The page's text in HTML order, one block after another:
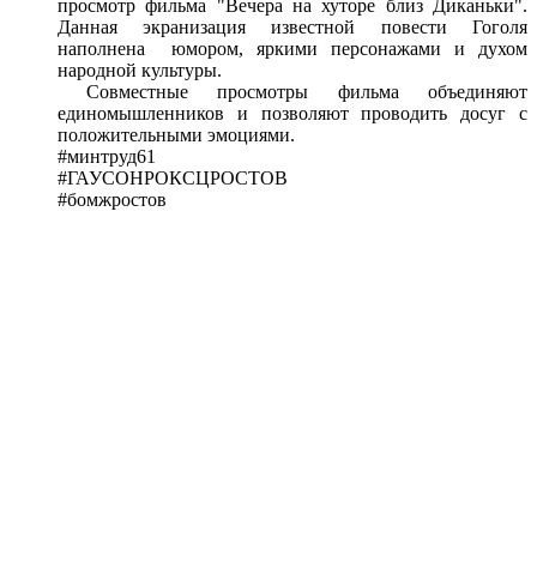
просмотр фильма "Вечера на хуторе близ Диканьки".
Данная экранизация известной повести Гоголя
наполнена юмором, яркими персонажами и духом
народной культуры.
Совместные просмотры фильма объединяют
единомышленников и позволяют проводить досуг с
положительными эмоциями.
#минтруд61
#ГАУСОНРОКСЦРОСТОВ
#бомжростов